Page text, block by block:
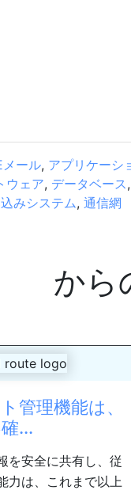
メール, アプリケーシ
ウェア, データベース,
みシステム, 通信網
から
管理機能は、
...
を安全に共有し、従
力は、これまで以上